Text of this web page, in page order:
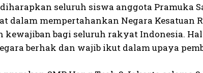
seluruh siswa anggota Pramuka
dalam mempertahankan Negara Kesatuan
kewajiban bagi seluruh rakyat Indonesia.
berhak dan wajib ikut dalam upaya